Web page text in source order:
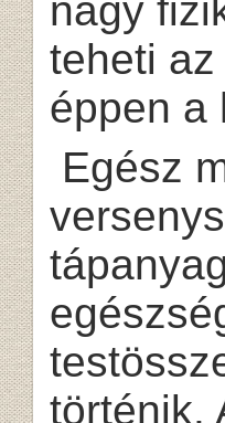
nagy
teheti
éppen a
Egész
történik.